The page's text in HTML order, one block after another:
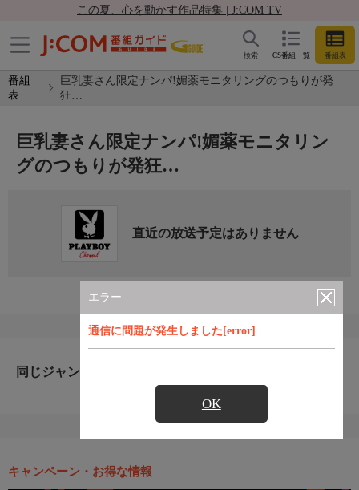
この夏、心を動かす作品特集 | J:COM TV
CS番組一覧 番組表
検索
番組
表
巨乳妻さん限定ナンパ!媚薬モニタリングのつもりが発
狂…
エラー
通信に問題が発生しました[error]
OK
巨乳妻さん限定ナンパ!媚薬モニタリン
グのつもりが発狂…
直近の放送予定はありません
同じジャンルのおすすめ番組
キャンペーン・お得な情報